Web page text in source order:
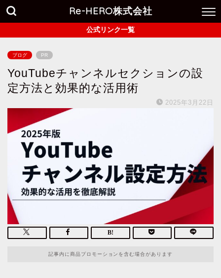
Re-HERO株式会社
公式リンク一覧
ブログ PR
YouTubeチャンネルセクションの設
定方法と効果的な活用術
2025年3月22日
記事内に商品プロモーションを含む場合があります